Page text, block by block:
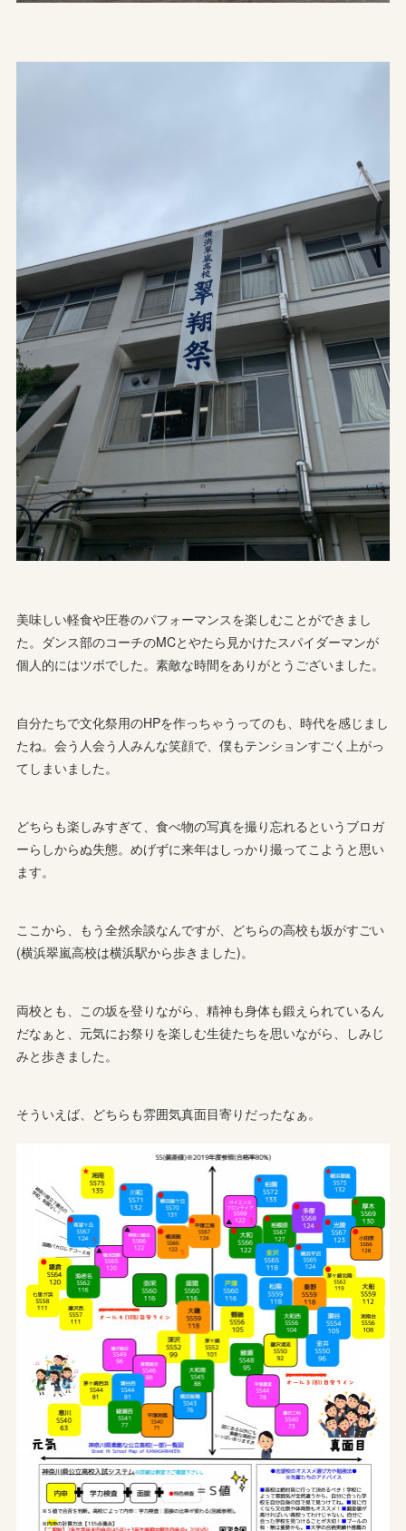
美味しい軽食や圧巻のパフォーマンスを楽しむことができまし
た。ダンス部のコーチのMCとやたら見かけたスパイダーマンが
個人的にはツボでした。素敵な時間をありがとうございました。
自分たちで文化祭用のHPを作っちゃうってのも、時代を感じまし
たね。会う人会う人みんな笑顔で、僕もテンションすごく上がっ
てしまいました。
どちらも楽しみすぎて、食べ物の写真を撮り忘れるというブロガ
ーらしからぬ失態。めげずに来年はしっかり撮ってこようと思い
ます。
ここから、もう全然余談なんですが、どちらの高校も坂がすごい
(横浜翠嵐高校は横浜駅から歩きました)。
両校とも、この坂を登りながら、精神も身体も鍛えられているん
だなぁと、元気にお祭りを楽しむ生徒たちを思いながら、しみじ
みと歩きました。
そういえば、どちらも雰囲気真面目寄りだったなぁ。